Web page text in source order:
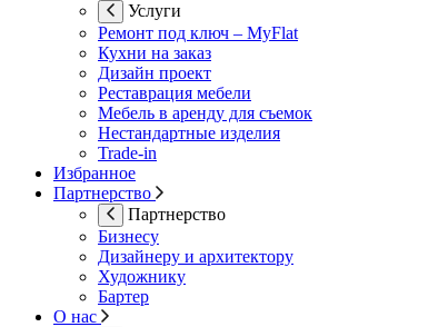
Услуги
Ремонт под ключ – MyFlat
Кухни на заказ
Дизайн проект
Реставрация мебели
Мебель в аренду для съемок
Нестандартные изделия
Trade-in
Избранное
Партнерство
Партнерство
Бизнесу
Дизайнеру и архитектору
Художнику
Бартер
О нас